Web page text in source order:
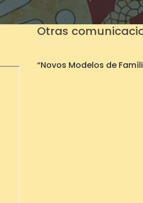
Otras
“Novos Modelos de